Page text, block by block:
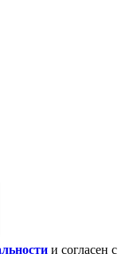
и согласен с